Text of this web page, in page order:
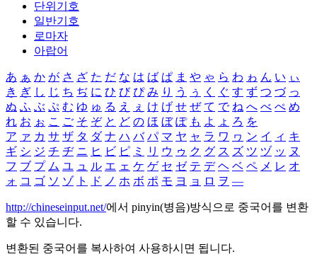
단위기호
일반기호
로마자
아랍어
あ ぁ か が さ ざ た だ な は ば ぱ ま や ゃ ら わ ゎ ん い ぃ
き ぎ し じ ち ぢ に ひ び ぴ み り う ぅ く ぐ す ず つ づ っ
ぬ ふ ぶ ぷ む ゆ ゅ る え ぇ け げ せ ぜ て で ね へ べ ぺ め
れ お ぉ こ ご そ ぞ と ど の ほ ぼ ぽ も よ ょ ろ を
ア ァ カ サ ザ タ ダ ナ ハ バ パ マ ヤ ャ ラ ワ ヮ ン イ ィ キ
ギ シ ジ チ ヂ ニ ヒ ビ ピ ミ リ ウ ゥ ク グ ス ズ ツ ヅ ッ ヌ
フ ブ プ ム ユ ュ ル エ ェ ケ ゲ セ ゼ テ デ ヘ ベ ペ メ レ オ
ォ コ ゴ ソ ゾ ト ド ノ ホ ボ ポ モ ヨ ョ ロ ヲ ―
http://chineseinput.net/에서 pinyin(병음)방식으로 중국어를 변환
할 수 있습니다.
변환된 중국어를 복사하여 사용하시면 됩니다.